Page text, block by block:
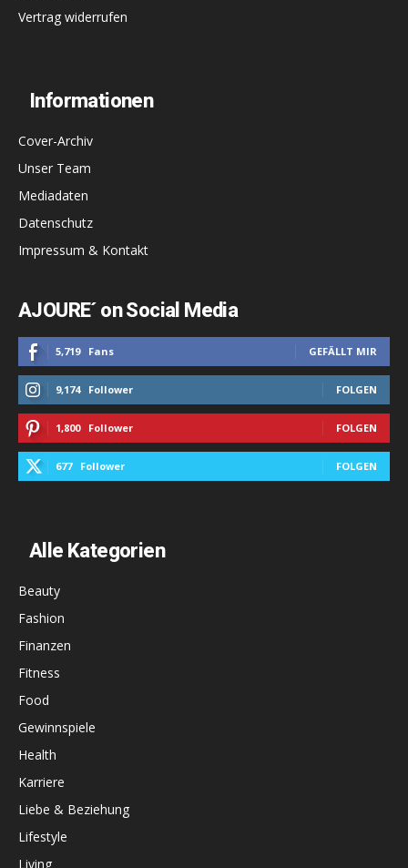
Vertrag widerrufen
Informationen
Cover-Archiv
Unser Team
Mediadaten
Datenschutz
Impressum & Kontakt
AJOURE´ on Social Media
5,719 Fans GEFÄLLT MIR
9,174 Follower FOLGEN
1,800 Follower FOLGEN
677 Follower FOLGEN
Alle Kategorien
Beauty
Fashion
Finanzen
Fitness
Food
Gewinnspiele
Health
Karriere
Liebe & Beziehung
Lifestyle
Living